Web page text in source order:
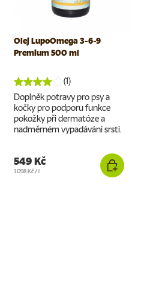
Olej LupoOmega 3-6-9
Premium 500 ml
(1)
Doplněk potravy pro psy a
kočky pro podporu funkce
pokožky při dermatóze a
nadměrném vypadávání srsti.
549 Kč
Cena za jednotku
1.098 Kč /l